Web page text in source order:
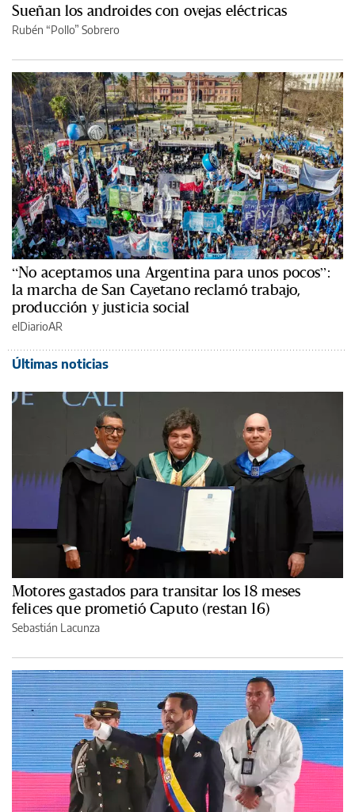
Sueñan los androides con ovejas eléctricas
Rubén “Pollo” Sobrero
“No aceptamos una Argentina para unos pocos”:
la marcha de San Cayetano reclamó trabajo,
producción y justicia social
elDiarioAR
Últimas noticias
Motores gastados para transitar los 18 meses
felices que prometió Caputo (restan 16)
Sebastián Lacunza